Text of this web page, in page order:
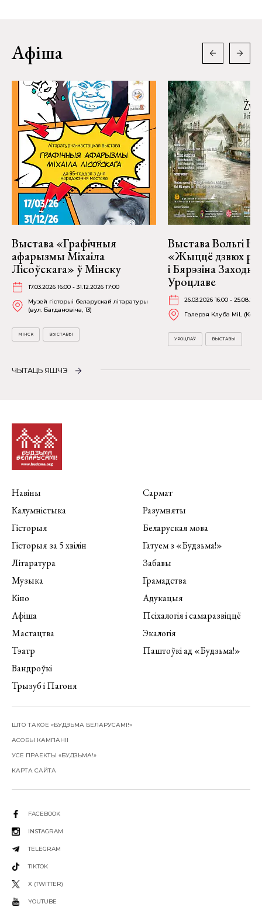
Афіша
Выстава «Графічныя
афарызмы Міхаіла
Лісоўскага» ў Мінску
17.03.2026 16:00 - 31.12.2026 17:00
Музей гісторыі беларускай літаратуры
(вул. Багдановіча, 13)
МІНСК ВЫСТАВЫ
Выстава Вольгі
«Жыццё дзвюх
і Бярэзіна
Уроцлаве
26.03.2026 16:00 -
Галерэя Клуба MiL
УРОЦЛАЎ ВЫСТАВЫ
ЧЫТАЦЬ ЯШЧЭ
Навіны
Калумністыка
Гісторыя
Гісторыя за 5 хвілін
Літаратура
Музыка
Кіно
Афіша
Мастацтва
Тэатр
Вандроўкі
Трызуб і Пагоня
Сармат
Разумняты
Беларуская мова
Гатуем з «Будзьма!»
Забавы
Грамадства
Адукацыя
Псіхалогія і самаразвіццё
Экалогія
Паштоўкі ад «Будзьма!»
ШТО ТАКОЕ «БУДЗЬМА БЕЛАРУСАМІ!»
АСОБЫ КАМПАНІІ
УСЕ ПРАЕКТЫ «БУДЗЬМА!»
КАРТА САЙТА
FACEBOOK
INSTAGRAM
TELEGRAM
TIKTOK
X (TWITTER)
YOUTUBE